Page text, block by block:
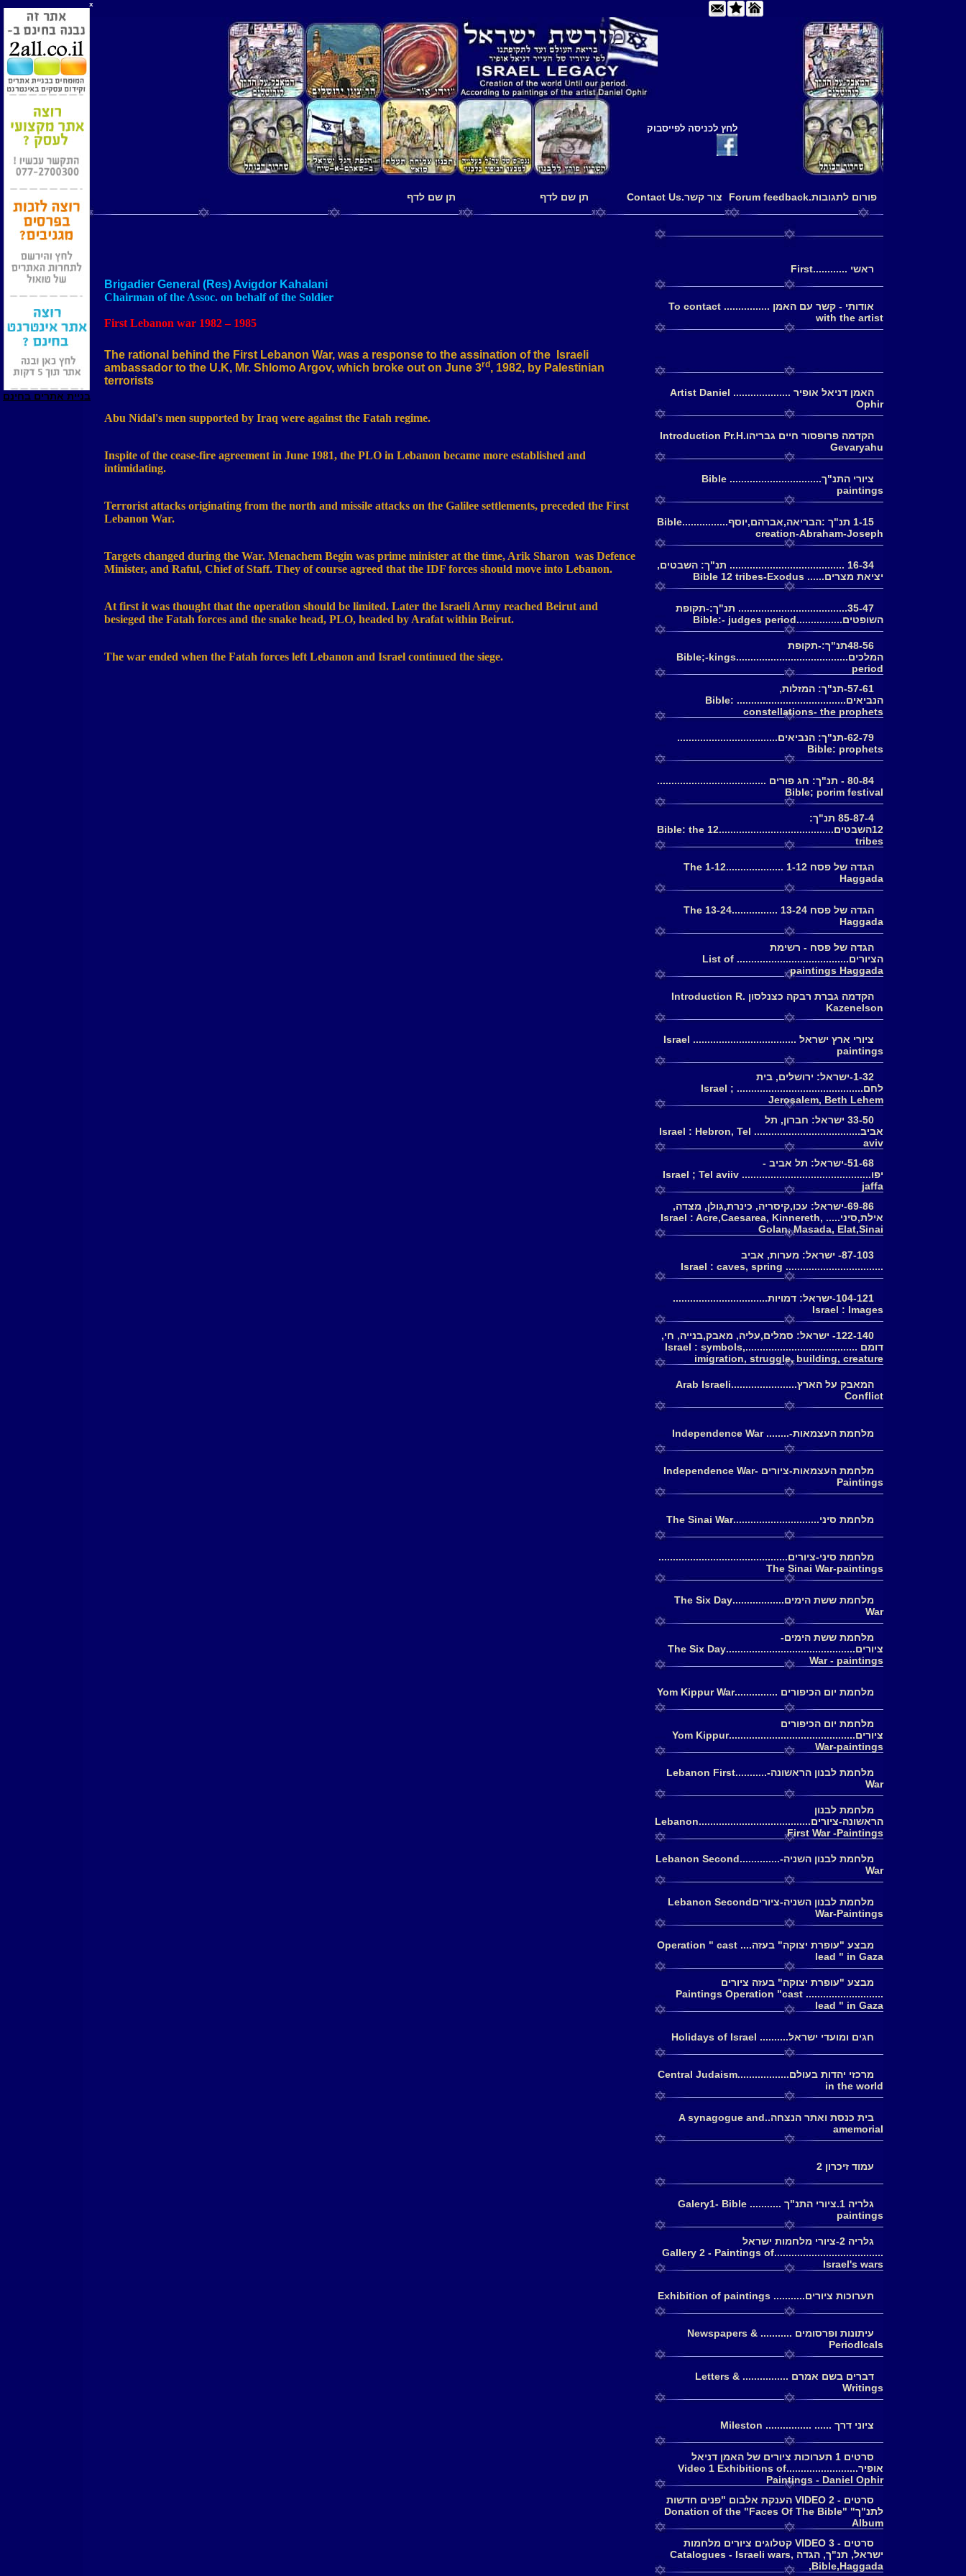
x
בניית אתרים בחינם
לחץ לכניסה לפייסבוק
פורום לתגובות.Forum feedback צור קשר.Contact Us תן שם לדף תן שם לדף
ראשי ............First
אודותי - קשר עם האמן ................ To contact
with the artist
האמן דניאל אופיר .................... Artist Daniel
Ophir
הקדמה פרופסור חיים גבריהוIntroduction Pr.H.
Gevaryahu
ציורי התנ"ך................................ Bible
paintings
1-15 תנ"ך :הבריאה,אברהם,יוסף................Bible
creation-Abraham-Joseph
16-34 ........................................ תנ"ך: השבטים,
יציאת מצרים...... Bible 12 tribes-Exodus
35-47...................................... תנ"ך:-תקופת
השופטים................Bible:- judges period
48-56תנ"ך:-תקופת
המלכים.......................................Bible;-kings
period
57-61-תנ"ך: המזלות,
הנביאים...................................... Bible:
constellations- the prophets
62-79-תנ"ך: הנביאים...................................
Bible: prophets
80-84 - תנ"ך: חג פורים ......................................
Bible; porim festival
85-87-4 תנ"ך:
12השבטים........................................Bible: the 12
tribes
הגדה של פסח 1-12 ....................1-12 The
Haggada
הגדה של פסח 13-24 ................13-24 The
Haggada
הגדה של פסח - רשימת
הציורים....................................... List of
paintings Haggada
הקדמה גברת רבקה כצנלסון Introduction R.
Kazenelson
ציורי ארץ ישראל .................................... Israel
paintings
1-32-ישראל: ירושלים, בית
לחם............................................ Israel ;
Jerosalem, Beth Lehem
33-50 ישראל: חברון, תל
אביב..................................... Israel : Hebron, Tel
aviv
51-68-ישראל: תל אביב -
יפו............................................. Israel ; Tel aviiv
jaffa
69-86-ישראל: עכו,קיסריה, כינרת,גולן, מצדה,
אילת,סיני..... Israel : Acre,Caesarea, Kinnereth,
Golan, Masada, Elat,Sinai
87-103- ישראל: מערות, אביב
.................................. Israel : caves, spring
104-121-ישראל: דמויות.................................
Israel : Images
122-140- ישראל: סמלים,עליה, מאבק,בנייה, חי,
דומם .......................................Israel : symbols,
imigration, struggle, building, creature
המאבק על הארץ.......................Arab Israeli
Conflict
מלחמת העצמאות-........ Independence War
מלחמת העצמאות-ציורים Independence War-
Paintings
מלחמת סיני..............................The Sinai War
מלחמת סיני-ציורים.............................................
The Sinai War-paintings
מלחמת ששת הימים..................The Six Day
War
מלחמת ששת הימים-
ציורים.............................................The Six Day
War - paintings
מלחמת יום הכיפורים ...............Yom Kippur War
מלחמת יום הכיפורים
ציורים............................................Yom Kippur
War-paintings
מלחמת לבנון הראשונה-...........Lebanon First
War
מלחמת לבנון
הראשונה-ציורים.......................................Lebanon
First War -Paintings
מלחמת לבנון השניה-..............Lebanon Second
War
מלחמת לבנון השניה-ציוריםLebanon Second
War-Paintings
מבצע "עופרת יצוקה" בעזה.... Operation " cast
lead " in Gaza
מבצע "עופרת יצוקה" בעזה ציורים
........................... Paintings Operation "cast
lead " in Gaza
חגים ומועדי ישראל.......... Holidays of Israel
מרכזי יהדות בעולם..................Central Judaism
in the world
בית כנסת ואתר הנצחה..A synagogue and
amemorial
עמוד זיכרון 2
גלריה 1.ציורי התנ"ך ........... Galery1- Bible
paintings
גלריה 2-ציורי מלחמות ישראל
......................................Gallery 2 - Paintings of
Israel's wars
תערוכות ציורים........... Exhibition of paintings
עיתונות ופרסומים ........... Newspapers &
PeriodIcals
דברים בשם אמרם ................ Letters &
Writings
ציוני דרך ...... ................ Mileston
סרטים 1 תערוכות ציורים של האמן דניאל
אופיר.........................Video 1 Exhibitions of
Paintings - Daniel Ophir
סרטים - 2 VIDEO הענקת אלבום "פנים חדשות
לתנ"ך" Donation of the "Faces Of The Bible"
Album
סרטים - 3 VIDEO קטלוגים ציורים מלחמות
ישראל, תנ"ך, הגדה Catalogues - Israeli wars,
Bible,Haggada,
Brigadier General (Res) Avigdor Kahalani
Chairman of the Assoc. on behalf of the Soldier
First Lebanon war 1982 – 1985
The rational behind the First Lebanon War, was a response to the assination of the
Israeli
ambassador to the U.K, Mr. Shlomo Argov, which broke out on June 3rd , 1982, by Palestinian
terrorists
Abu Nidal's men supported by Iraq were against the Fatah regime.
Inspite of the cease-fire agreement in June 1981, the PLO in Lebanon became more established and
intimidating.
Terrorist attacks originating from the north and missile attacks on the Galilee settlements, preceded the First
Lebanon War.
Targets changed during the War. Menachem Begin was prime minister at the time, Arik Sharon was Defence
Minister, and Raful, Chief of Staff. They of course agreed that the IDF forces should move into Lebanon.
At first it was thought that the operation should be limited. Later the Israeli Army reached Beirut and
besieged the Fatah forces and the snake head, PLO, headed by Arafat within Beirut.
The war ended when the Fatah forces left Lebanon and Israel continued the siege.